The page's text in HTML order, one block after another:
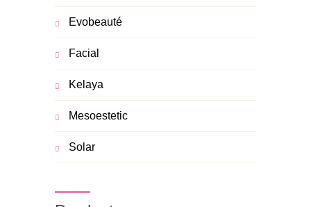
Evobeauté
Facial
Kelaya
Mesoestetic
Solar